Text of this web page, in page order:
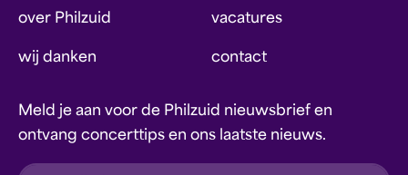
over Philzuid vacatures
wij danken contact
Meld je aan voor de Philzuid nieuwsbrief en
ontvang concerttips en ons laatste nieuws.